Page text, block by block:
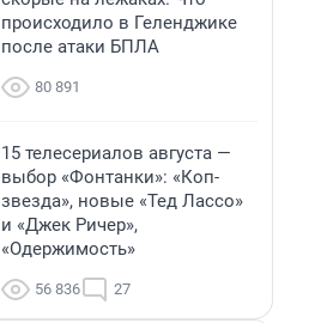
происходило в Геленджике
после атаки БПЛА
80 891
15 телесериалов августа —
выбор «Фонтанки»: «Коп-
звезда», новые «Тед Лассо»
и «Джек Ричер»,
«Одержимость»
56 836 27